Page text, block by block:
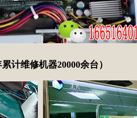
计维修机器20000余台）